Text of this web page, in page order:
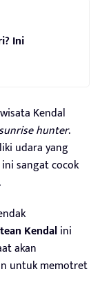
Ini
Kendal
hunter.
udara yang
sangat cocok
Kendalini
akan
untuk memotret